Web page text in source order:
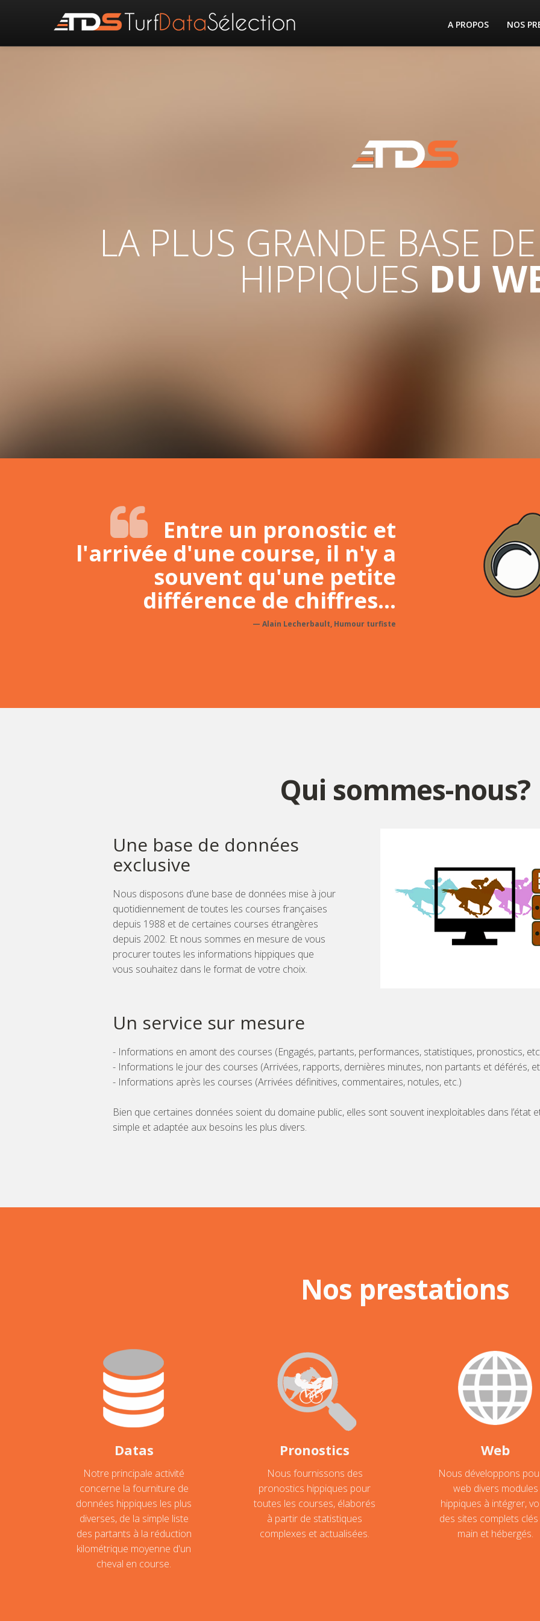
A PROPOS NOS
LA PLUS GRANDE BASE
HIPPIQUESDU
Entre un pronostic et
l'arrivée d'une course, il n'y a
souvent qu'une petite
différence de chiffres...
Alain Lecherbault, Humour turfiste
Qui sommes-nous?
Une base de données
exclusive
Nous disposons d’une base de données mise à jour
quotidiennement de toutes les courses françaises
depuis 1988 et de certaines courses étrangères
depuis 2002. Et nous sommes en mesure de vous
procurer toutes les informations hippiques que
vous souhaitez dans le format de votre choix.
Un service sur mesure
- Informations en amont des courses (Engagés, partants, performances, statistiques, pronostics,
- Informations le jour des courses (Arrivées, rapports, dernières minutes, non partants et déférés,
- Informations après les courses (Arrivées définitives, commentaires, notules, etc.)
Bien que certaines données soient du domaine public, elles sont souvent inexploitables dans
simple et adaptée aux besoins les plus divers.
Nos prestations
Datas
Notre principale activité
concerne la fourniture de
données hippiques les plus
diverses, de la simple liste
des partants à la réduction
kilométrique moyenne d'un
cheval en course.
Pronostics
Nous fournissons des
pronostics hippiques pour
toutes les courses, élaborés
à partir de statistiques
complexes et actualisées.
Web
Nous développons
web divers modules
hippiques à intégrer,
des sites complets
main et hébergés.